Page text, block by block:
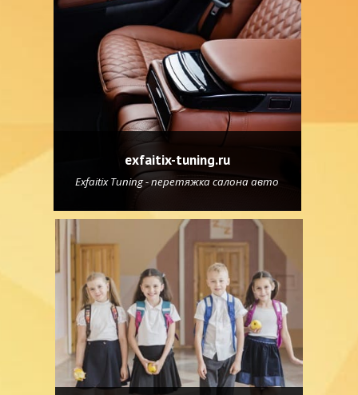
exfaitix-tuning.ru
Exfaitix Tuning - перетяжка салона авто